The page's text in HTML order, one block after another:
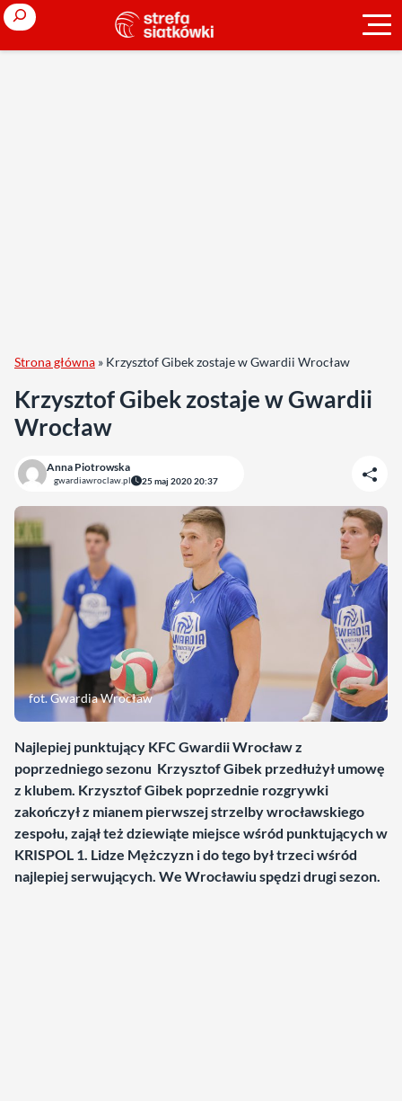
Search
Strona główna » Krzysztof Gibek zostaje w Gwardii Wrocław
Krzysztof Gibek zostaje w Gwardii
Wrocław
Anna Piotrowska
gwardiawroclaw.pl 25 maj 2020 20:37
fot. Gwardia Wrocław
Najlepiej punktujący KFC Gwardii Wrocław z
poprzedniego sezonu Krzysztof Gibek przedłużył umowę
z klubem. Krzysztof Gibek poprzednie rozgrywki
zakończył z mianem pierwszej strzelby wrocławskiego
zespołu, zajął też dziewiąte miejsce wśród punktujących w
KRISPOL 1. Lidze Mężczyzn i do tego był trzeci wśród
najlepiej serwujących. We Wrocławiu spędzi drugi sezon.